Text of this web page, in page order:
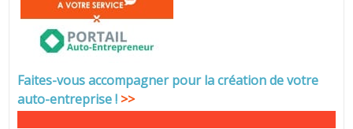
Faites-vous accompagner pour la création de votre
auto-entreprise! >>